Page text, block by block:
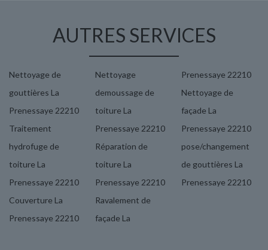
AUTRES SERVICES
Nettoyage de
gouttières La
Prenessaye 22210
Traitement
hydrofuge de
toiture La
Prenessaye 22210
Couverture La
Prenessaye 22210
Nettoyage
demoussage de
toiture La
Prenessaye 22210
Réparation de
toiture La
Prenessaye 22210
Ravalement de
façade La
Prenessaye 22210
Nettoyage de
façade La
Prenessaye 22210
pose/changement
de gouttières La
Prenessaye 22210